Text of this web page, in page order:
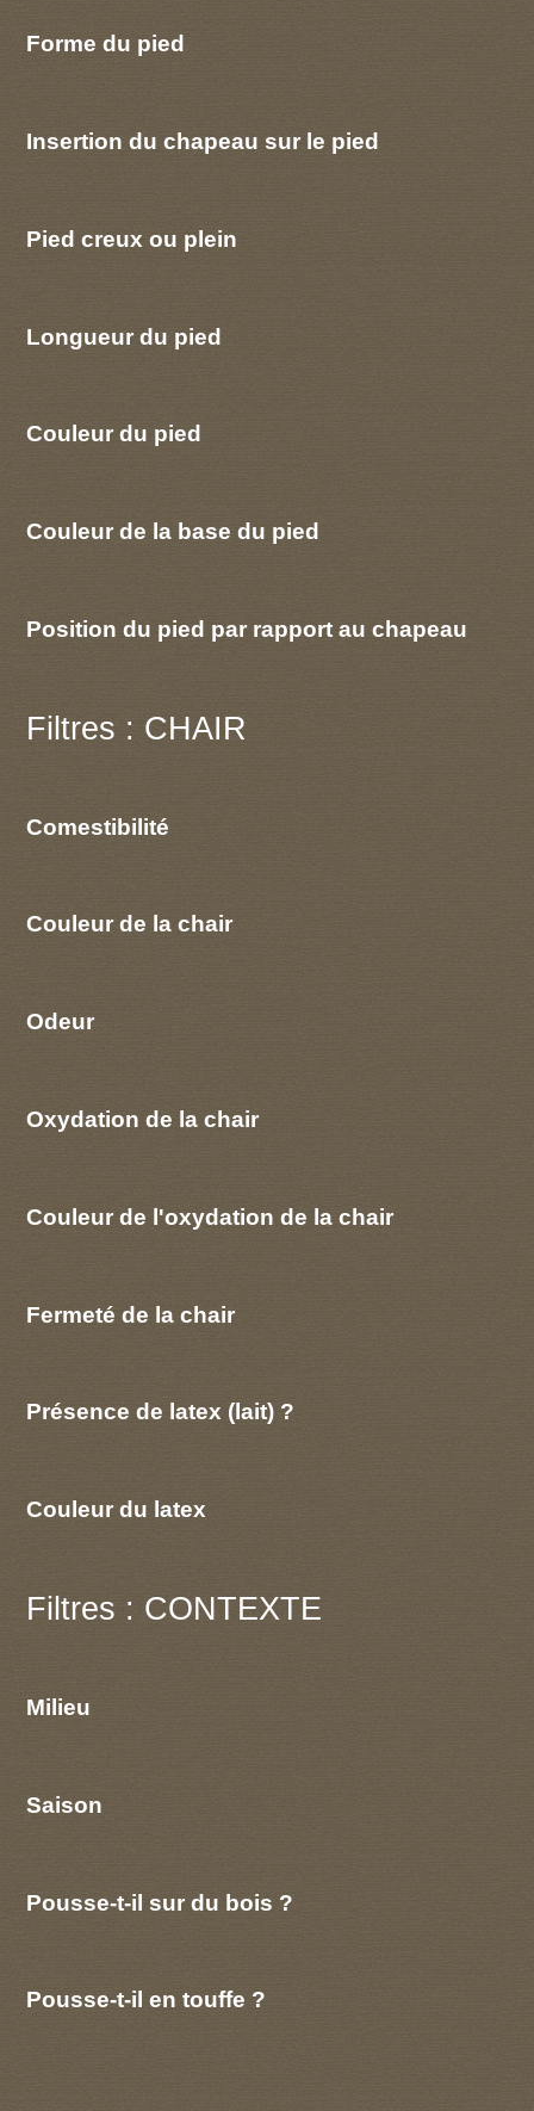
Forme du pied
Insertion du chapeau sur le pied
Pied creux ou plein
Longueur du pied
Couleur du pied
Couleur de la base du pied
Position du pied par rapport au chapeau
Filtres : CHAIR
Comestibilité
Couleur de la chair
Odeur
Oxydation de la chair
Couleur de l'oxydation de la chair
Fermeté de la chair
Présence de latex (lait) ?
Couleur du latex
Filtres : CONTEXTE
Milieu
Saison
Pousse-t-il sur du bois ?
Pousse-t-il en touffe ?